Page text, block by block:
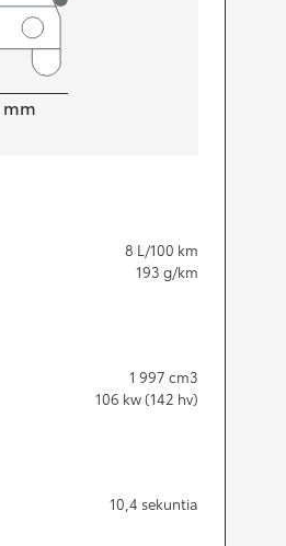
mm
8 L/100 km
193 g/km
1 997 cm3
106 kw (142 hv)
10,4 sekuntia